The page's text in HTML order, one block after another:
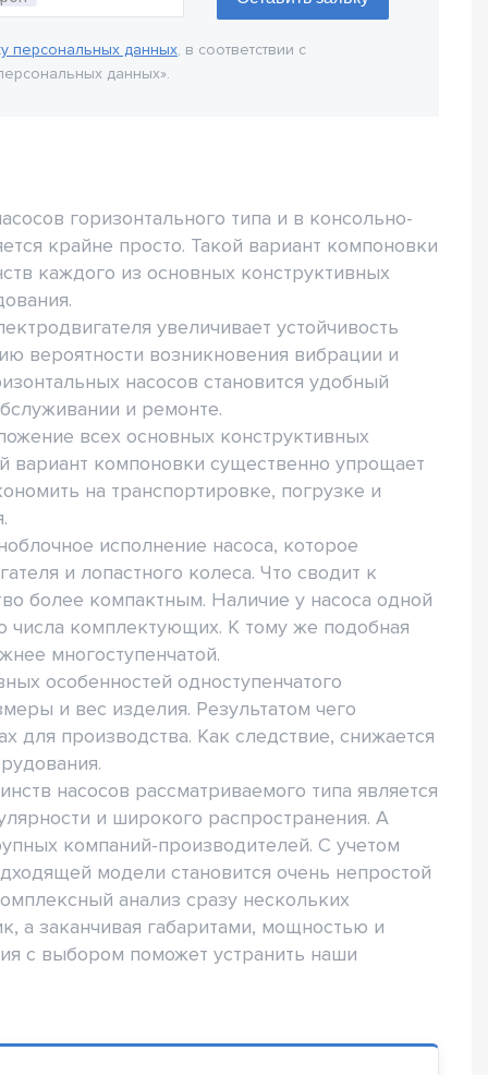
персональных данных, в соответствии с
данных».
горизонтального типа и в консольно-
крайне просто. Такой вариант компоновки
каждого из основных конструктивных
увеличивает устойчивость
вероятности возникновения вибрации и
насосов становится удобный
и ремонте.
всех основных конструктивных
вариант компоновки существенно упрощает
на транспортировке, погрузке и
исполнение насоса, которое
и лопастного колеса. Что сводит к
более компактным. Наличие у насоса одной
числа комплектующих. К тому же подобная
многоступенчатой.
особенностей одноступенчатого
и вес изделия. Результатом чего
для производства. Как следствие, снижается
насосов рассматриваемого типа является
и широкого распространения. А
компаний-производителей. С учетом
модели становится очень непростой
анализ сразу нескольких
а заканчивая габаритами, мощностью и
с выбором поможет устранить наши